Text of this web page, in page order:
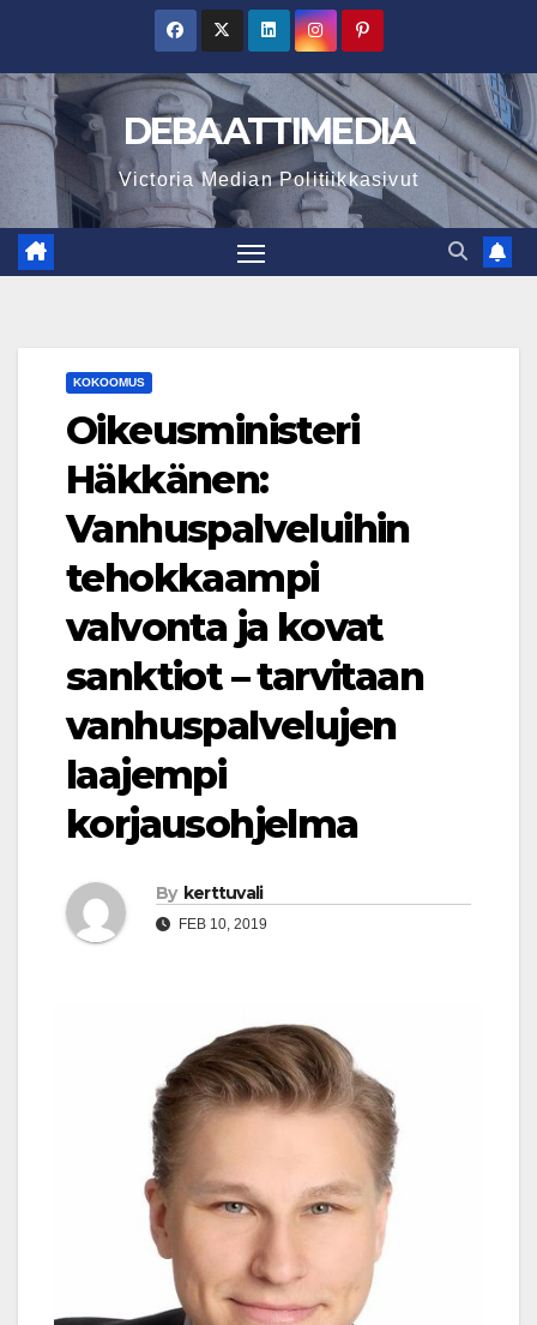
content
DEBAATTIMEDIA
Victoria Median Politiikkasivut
KOKOOMUS
Oikeusministeri
Häkkänen:
Vanhuspalveluihin
tehokkaampi
valvonta ja kovat
sanktiot – tarvitaan
vanhuspalvelujen
laajempi
korjausohjelma
By kerttuvali
FEB 10, 2019